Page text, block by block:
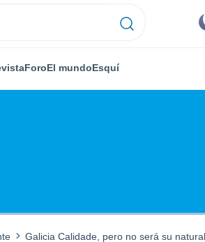
ForoEl mundoEsquí
Galicia Calidade, pero no será su